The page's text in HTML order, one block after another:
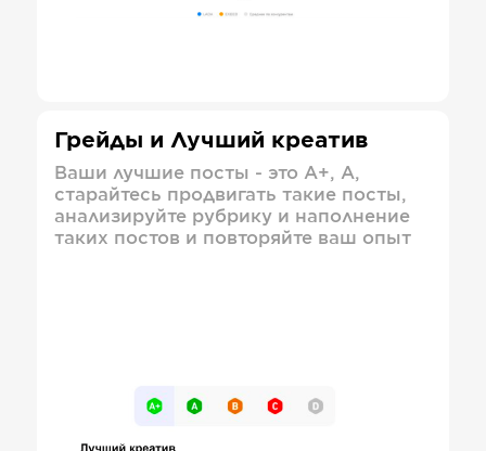
Грейды и Лучший креатив
Ваши лучшие посты - это А+, А,
старайтесь продвигать такие посты,
анализируйте рубрику и наполнение
таких постов и повторяйте ваш опыт